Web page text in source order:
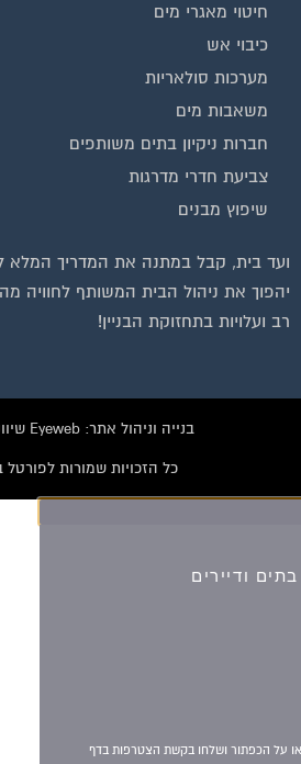
חיטוי מאגרי מים
כיבוי אש
מערכות סולאריות
משאבות מים
חברות ניקיון בתים משותפים
צביעת חדרי מדרגות
שיפוץ מבנים
ועד בית, קבל במתנה את המדריך המלא
יהפוך את ניהול הבית המשותף לחוויה
רב ועלויות בתחזוקת הבניין!
בנייה וניהול אתר: Eyeweb שיווק באינטרנט .
כל הזכויות שמורות לפורטל
להצטרפות לחצו על התמונה או על הכפתור